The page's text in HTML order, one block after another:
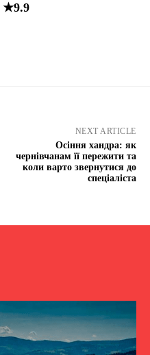
★9.9
NEXT ARTICLE
Осіння хандра: як
чернівчанам її пережити та
коли варто звернутися до
спеціаліста